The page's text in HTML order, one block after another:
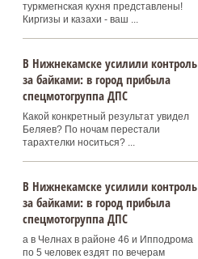
туркмегнская кухня представлены!
Киргизы и казахи - ваш ...
В Нижнекамске усилили контроль
за байками: в город прибыла
спецмотогруппа ДПС
Какой конкретный результат увидел
Беляев? По ночам перестали
тарахтелки носиться? ...
В Нижнекамске усилили контроль
за байками: в город прибыла
спецмотогруппа ДПС
а в Челнах в районе 46 и Ипподрома
по 5 человек ездят по вечерам